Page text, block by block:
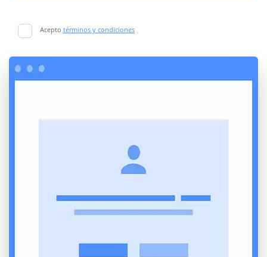
Acepto términos y condiciones